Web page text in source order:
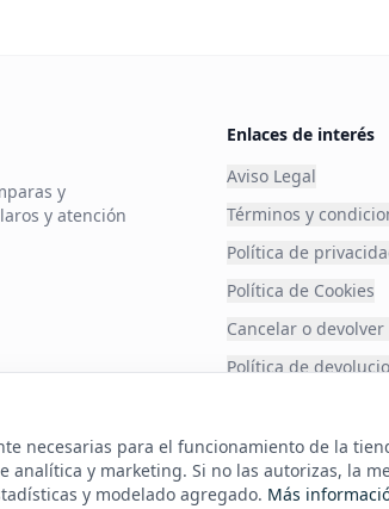
y
y atención
Enlaces de interés
Aviso Legal
Términos y
Política de
Política de Cookies
Cancelar o
Política de
Envío
necesarias para el funcionamiento de la
analítica y marketing. Si no las autorizas, la
y modelado agregado. Más